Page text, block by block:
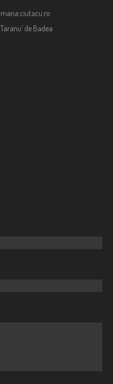
mana.ciutacu.ro
Taranu’ de Badea